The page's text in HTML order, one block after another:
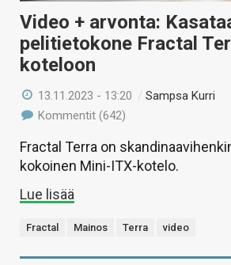
Video + arvonta:
pelitietokone Fractal
koteloon
13.11.2023 - 13:20 /Sampsa Kurri
Kommentit (642)
Fractal Terra on
kokoinen Mini-ITX-kotelo.
Lue lisää
Fractal Mainos Terra video